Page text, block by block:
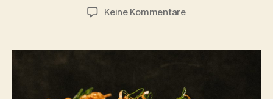
Keine Kommentarezu